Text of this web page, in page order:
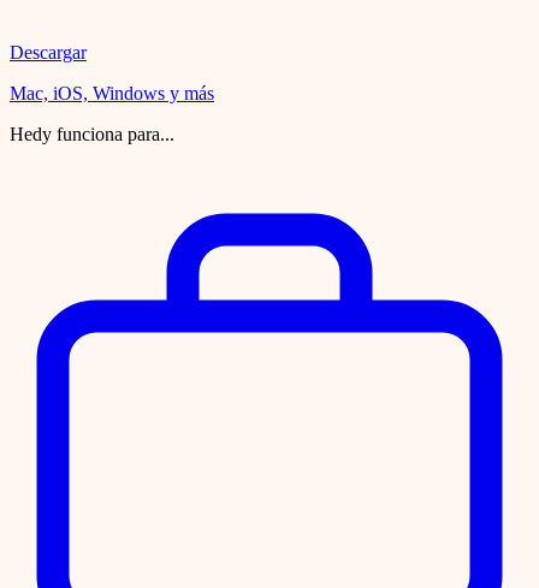
Descargar
Mac, iOS, Windows y más
Hedy funciona para...